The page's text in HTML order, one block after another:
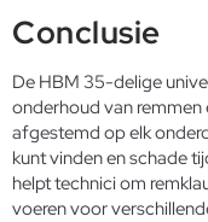
Conclusie
De HBM 35-delige
onderhoud van remmen
afgestemd op elk
kunt vinden en schade
helpt technici om
voeren voor